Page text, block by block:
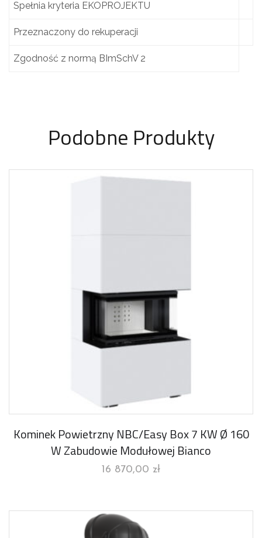
Spełnia kryteria EKOPROJEKTU
Przeznaczony do rekuperacji
Zgodność z normą BImSchV 2
Podobne Produkty
Kominek Powietrzny NBC/Easy Box 7 KW Ø 160
W Zabudowie Modułowej Bianco
16 870,00 zł